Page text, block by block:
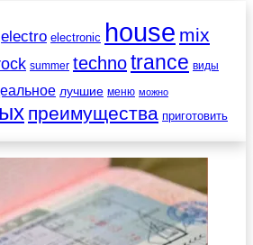
electro electronic house mix
summer technotrance виды
лучшие меню можно
преимущества приготовить